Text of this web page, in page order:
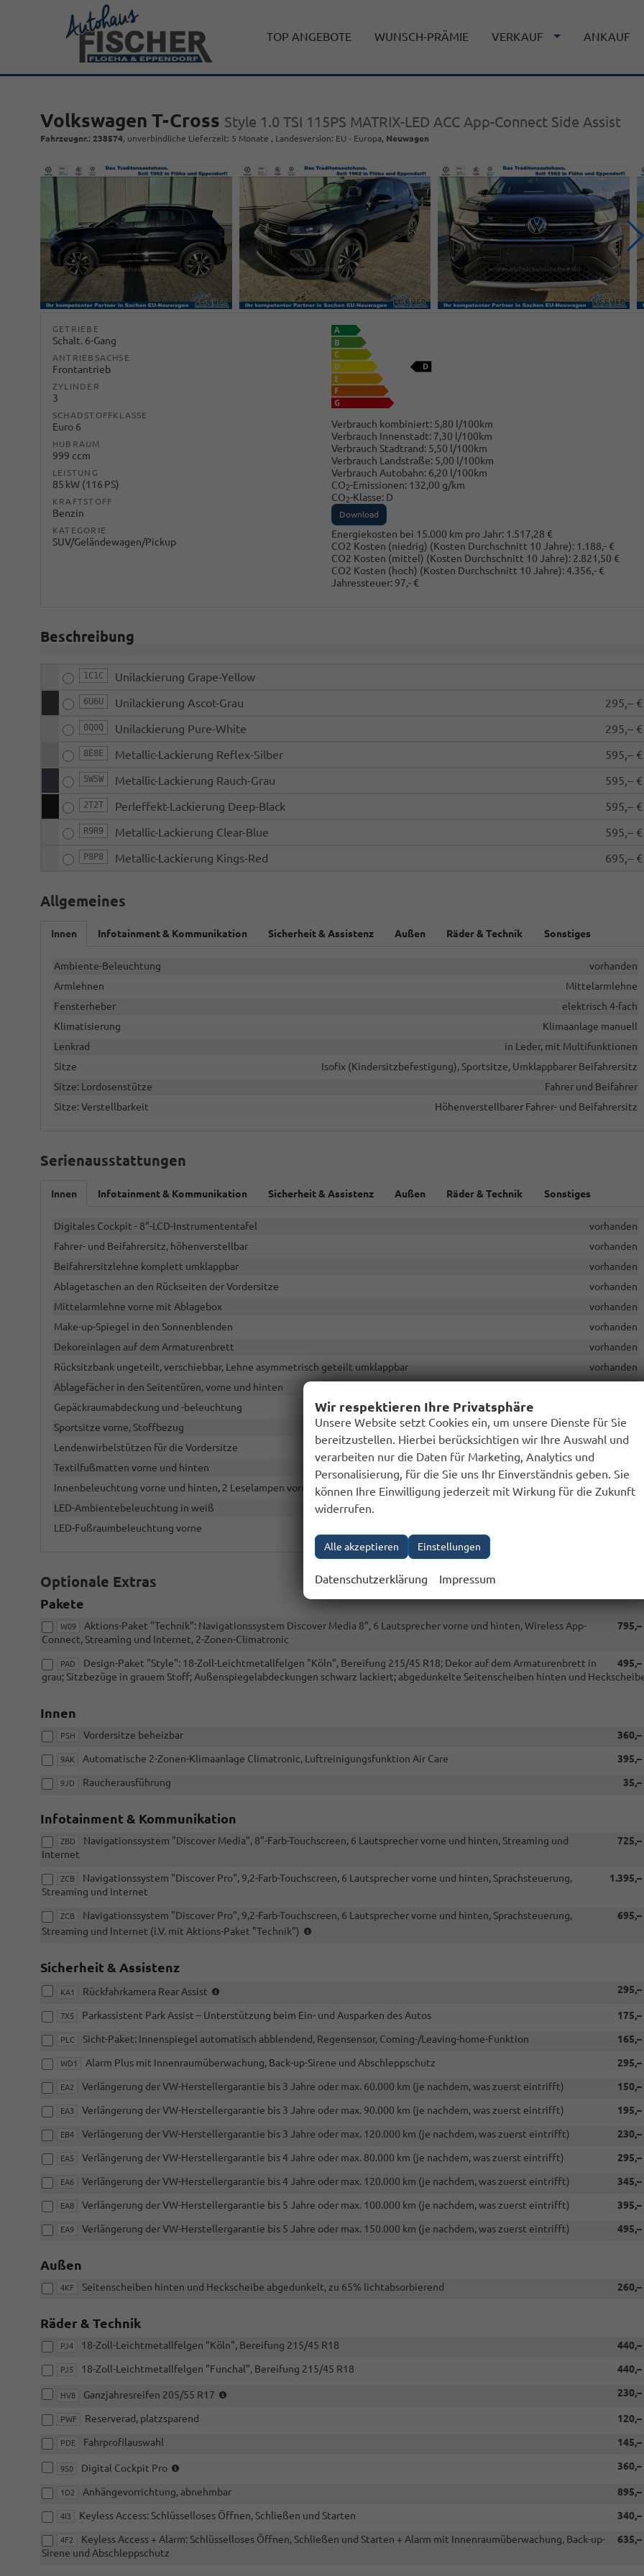
TOP ANGEBOTE WUNSCH-PRÄMIE VERKAUF ANKAUF
Volkswagen T-Cross Style 1.0 TSI 115PS MATRIX-LED ACC App-Connect Side Assist
Fahrzeugnr.: 238574, unverbindliche Lieferzeit: 5 Monate , Landesversion: EU - Europa, Neuwagen
GETRIEBE
Schalt. 6-Gang
ANTRIEBSACHSE
Frontantrieb
ZYLINDER
3
SCHADSTOFFKLASSE
Euro 6
HUBRAUM
999 ccm
LEISTUNG
85 kW (116 PS)
KRAFTSTOFF
Benzin
KATEGORIE
SUV/Geländewagen/Pickup
Verbrauch kombiniert: 5,80 l/100km
Verbrauch Innenstadt: 7,30 l/100km
Verbrauch Stadtrand: 5,50 l/100km
Verbrauch Landstraße: 5,00 l/100km
Verbrauch Autobahn: 6,20 l/100km
CO2-Emissionen: 132,00 g/km
CO2-Klasse: D
Download
Energiekosten bei 15.000 km pro Jahr: 1.517,28 €
CO2 Kosten (niedrig) (Kosten Durchschnitt 10 Jahre): 1.188,- €
CO2 Kosten (mittel) (Kosten Durchschnitt 10 Jahre): 2.821,50 €
CO2 Kosten (hoch) (Kosten Durchschnitt 10 Jahre):4.356,- €
Jahressteuer: 97,- €
Beschreibung
1C1C Unilackierung Grape-Yellow
6U6U Unilackierung Ascot-Grau 295,– €
0Q0Q Unilackierung Pure-White 295,– €
8E8E Metallic-Lackierung Reflex-Silber 595,– €
5W5W Metallic-Lackierung Rauch-Grau 595,– €
2T2T Perleffekt-Lackierung Deep-Black 595,– €
R9R9 Metallic-Lackierung Clear-Blue 595,– €
P8P8 Metallic-Lackierung Kings-Red 695,– €
Allgemeines
Innen Infotainment & Kommunikation Sicherheit & Assistenz Außen Räder & Technik Sonstiges
Ambiente-Beleuchtung
vorhanden
Armlehnen
Mittelarmlehne
Fensterheber
elektrisch 4-fach
Klimatisierung
Klimaanlage manuell
Lenkrad
in Leder, mit Multifunktionen
Sitze
Isofix (Kindersitzbefestigung), Sportsitze, Umklappbarer Beifahrersitz
Sitze: Lordosenstütze
Fahrer und Beifahrer
Sitze: Verstellbarkeit
Höhenverstellbarer Fahrer- und Beifahrersitz
Serienausstattungen
Innen Infotainment & Kommunikation Sicherheit & Assistenz Außen Räder & Technik Sonstiges
Digitales Cockpit - 8"-LCD-Instrumententafel
vorhanden
Fahrer- und Beifahrersitz, höhenverstellbar
vorhanden
Beifahrersitzlehne komplett umklappbar
vorhanden
Ablagetaschen an den Rückseiten der Vordersitze
vorhanden
Mittelarmlehne vorne mit Ablagebox
vorhanden
Make-up-Spiegel in den Sonnenblenden
vorhanden
Dekoreinlagen auf dem Armaturenbrett
vorhanden
Rücksitzbank ungeteilt, verschiebbar, Lehne asymmetrisch geteilt umklappbar
vorhanden
Ablagefächer in den Seitentüren, vorne und hinten
Gepäckraumabdeckung und -beleuchtung
Sportsitze vorne, Stoffbezug
vorhanden
Lendenwirbelstützen für die Vordersitze
vorhanden
Textilfußmatten vorne und hinten
vorhanden
Innenbeleuchtung vorne und hinten, 2 Leselampen vorne und 2 Lampen hinten in LED-Technik
vorhanden
LED-Ambientebeleuchtung in weiß
LED-Fußraumbeleuchtung vorne
Optionale Extras
Pakete
W09 795,–
Aktions-Paket "Technik": Navigationssystem Discover Media 8", 6 Lautsprecher vorne und hinten, Wireless App-
Connect, Streaming und Internet, 2-Zonen-Climatronic
PAD 495,–
Design-Paket "Style": 18-Zoll-Leichtmetallfelgen "Köln", Bereifung 215/45 R18; Dekor auf dem Armaturenbrett in
grau; Sitzbezüge in grauem Stoff; Außenspiegelabdeckungen schwarz lackiert; abgedunkelte Seitenscheiben hinten und
Innen
PSH 360,–
Vordersitze beheizbar
9AK 395,–
Automatische 2-Zonen-Klimaanlage Climatronic, Luftreinigungsfunktion Air Care
9JD 35,–
Raucherausführung
Infotainment & Kommunikation
ZBD 725,–
Navigationssystem "Discover Media", 8"-Farb-Touchscreen, 6 Lautsprecher vorne und hinten, Streaming und
Internet
ZCB 1.395,–
Navigationssystem "Discover Pro", 9,2-Farb-Touchscreen, 6 Lautsprecher vorne und hinten, Sprachsteuerung,
Streaming und Internet
ZCB 695,–
Navigationssystem "Discover Pro", 9,2-Farb-Touchscreen, 6 Lautsprecher vorne und hinten, Sprachsteuerung,
Streaming und Internet (i.V. mit Aktions-Paket "Technik")
Sicherheit & Assistenz
KA1 295,–
Rückfahrkamera Rear Assist
mit
ZBD
und
Paket)
7X5 175,–
Parkassistent Park Assist – Unterstützung beim Ein- und Ausparken des Autos
PLC 165,–
Sicht-Paket: Innenspiegel automatisch abblendend, Regensensor, Coming-/Leaving-home-Funktion
WD1 295,–
Alarm Plus mit Innenraumüberwachung, Back-up-Sirene und Abschleppschutz
EA2 150,–
Verlängerung der VW-Herstellergarantie bis 3 Jahre oder max. 60.000 km (je nachdem, was zuerst eintrifft)
EA3 195,–
Verlängerung der VW-Herstellergarantie bis 3 Jahre oder max. 90.000 km (je nachdem, was zuerst eintrifft)
EB4 230,–
Verlängerung der VW-Herstellergarantie bis 3 Jahre oder max. 120.000 km (je nachdem, was zuerst eintrifft)
EA5 295,–
Verlängerung der VW-Herstellergarantie bis 4 Jahre oder max. 80.000 km (je nachdem, was zuerst eintrifft)
EA6 345,–
Verlängerung der VW-Herstellergarantie bis 4 Jahre oder max. 120.000 km (je nachdem, was zuerst eintrifft)
EA8 395,–
Verlängerung der VW-Herstellergarantie bis 5 Jahre oder max. 100.000 km (je nachdem, was zuerst eintrifft)
EA9 495,–
Verlängerung der VW-Herstellergarantie bis 5 Jahre oder max. 150.000 km (je nachdem, was zuerst eintrifft)
Außen
4KF 260,–
Seitenscheiben hinten und Heckscheibe abgedunkelt, zu 65% lichtabsorbierend
Räder & Technik
PJ4 440,–
18-Zoll-Leichtmetallfelgen "Köln", Bereifung 215/45 R18
PJ5 440,–
18-Zoll-Leichtmetallfelgen "Funchal", Bereifung 215/45 R18
HV8 230,–
Ganzjahresreifen 205/55 R17
PWF 120,–
Reserverad, platzsparend
PDE 145,–
Fahrprofilauswahl
9S0 360,–
Digital Cockpit Pro
mit
ZBD
oder
1D2 895,–
Anhängevorrichtung, abnehmbar
4I3 340,–
Keyless Access: Schlüsselloses Öffnen, Schließen und Starten
4F2 635,–
Keyless Access + Alarm: Schlüsselloses Öffnen, Schließen und Starten + Alarm mit Innenraumüberwachung, Back-up-
Sirene und Abschleppschutz
Wir respektieren Ihre Privatsphäre
Unsere Website setzt Cookies ein, um unsere Dienste für Sie
bereitzustellen. Hierbei berücksichtigen wir Ihre Auswahl und
verarbeiten nur die Daten für Marketing, Analytics und
Personalisierung, für die Sie uns Ihr Einverständnis geben. Sie
können Ihre Einwilligung jederzeit mit Wirkung für die Zukunft
widerrufen.
Alle akzeptieren Einstellungen
Datenschutzerklärung Impressum